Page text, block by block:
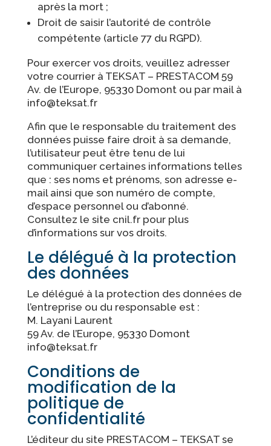
après la mort ;
Droit de saisir l’autorité de contrôle
compétente (article 77 du RGPD).
Pour exercer vos droits, veuillez adresser
votre courrier à TEKSAT – PRESTACOM 59
Av. de l’Europe, 95330 Domont ou par mail à
info@teksat.fr
Afin que le responsable du traitement des
données puisse faire droit à sa demande,
l’utilisateur peut être tenu de lui
communiquer certaines informations telles
que : ses noms et prénoms, son adresse e-
mail ainsi que son numéro de compte,
d’espace personnel ou d’abonné.
Consultez le site cnil.fr pour plus
d’informations sur vos droits.
Le délégué à la protection
des données
Le délégué à la protection des données de
l’entreprise ou du responsable est :
M. Layani Laurent
59 Av. de l’Europe, 95330 Domont
info@teksat.fr
Conditions de
modification de la
politique de
confidentialité
L’éditeur du site PRESTACOM – TEKSAT se